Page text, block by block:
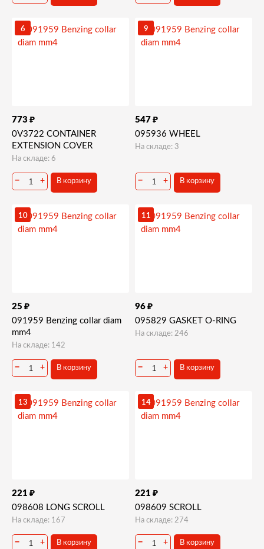
6
773 ₽
0V3722 CONTAINER
EXTENSION COVER
На складе: 6
− + В корзину
9
547 ₽
095936 WHEEL
На складе: 3
− + В корзину
10
25 ₽
091959 Benzing collar diam
mm4
На складе: 142
− + В корзину
11
96 ₽
095829 GASKET O-RING
На складе: 246
− + В корзину
13
221 ₽
098608 LONG SCROLL
На складе: 167
− + В корзину
14
221 ₽
098609 SCROLL
На складе: 274
− + В корзину